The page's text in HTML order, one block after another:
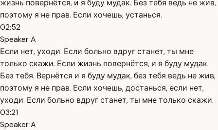
жизнь повернётся, и я буду мудак. Без тебя ведь не жив,
поэтому я не прав. Если хочешь, устанься.
02:52
Speaker A
Если нет, уходи. Если больно вдруг станет, ты мне
только скажи. Если жизнь повернётся, и я буду мудак.
Без тебя. Вернётся и я буду мудак, без тебя ведь не жив,
поэтому я не прав. Если хочешь, достанься, если нет,
уходи. Если больно вдруг станет, ты мне только скажи.
03:21
Speaker A